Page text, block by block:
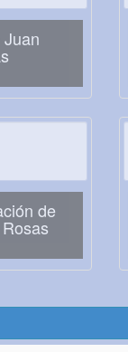
de